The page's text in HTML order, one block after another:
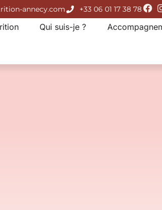
annecy.com +33 06 01 17 38 78
Qui suis-je ?